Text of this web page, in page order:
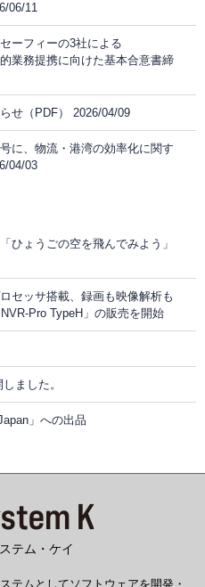
06/11
ーフィーの3社による
業務提携に向けた基本合意書締
せ（PDF） 2026/04/09
に、物流・港湾の効率化に関す
04/03
ひょうごの空を飛んでみよう」
セッサ搭載、録画も映像解析も
Pro TypeH」の販売を開始
ました。
」への出品
テム・ケイ
テムとしてソフトウェアを開発・